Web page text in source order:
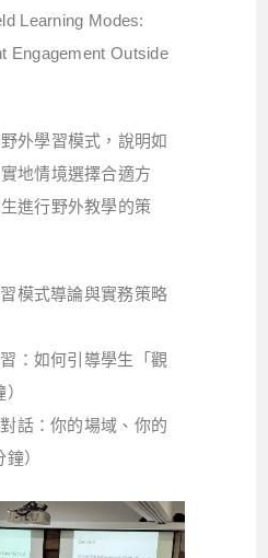
Learning Modes:
Engagement Outside
外學習模式，說明如
地情境選擇合適方
進行野外教學的策
模式導論與實務策略
：如何引導學生「觀
話：你的場域、你的
）